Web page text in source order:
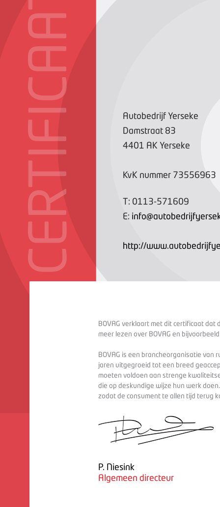
CERTIFICAAT
Autobedrijf Yerseke
Damstraat 83
4401 AK Yerseke
KvK nummer 73556963
T: 0113-571609
E:
http://
BOVAG verklaart met dit certificaat dat
meer lezen over BOVAG en
BOVAG is een brancheorganisatie van
jaren uitgegroeid tot een breed
moeten voldoen aan strenge
die op deskundige wijze hun werk
zodat de consument te allen tijd terug
P. Niesink
Algemeen directeur